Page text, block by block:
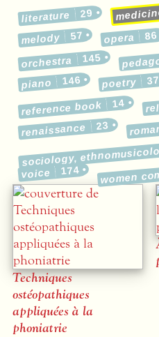
literature 29
melody 57 opera 86
orchestra 145
piano 146 poetry 37
reference book 14
renaissance 23
sociology,
voice 174 women
Techniques
ostéopathiques
appliquées à la
phoniatrie